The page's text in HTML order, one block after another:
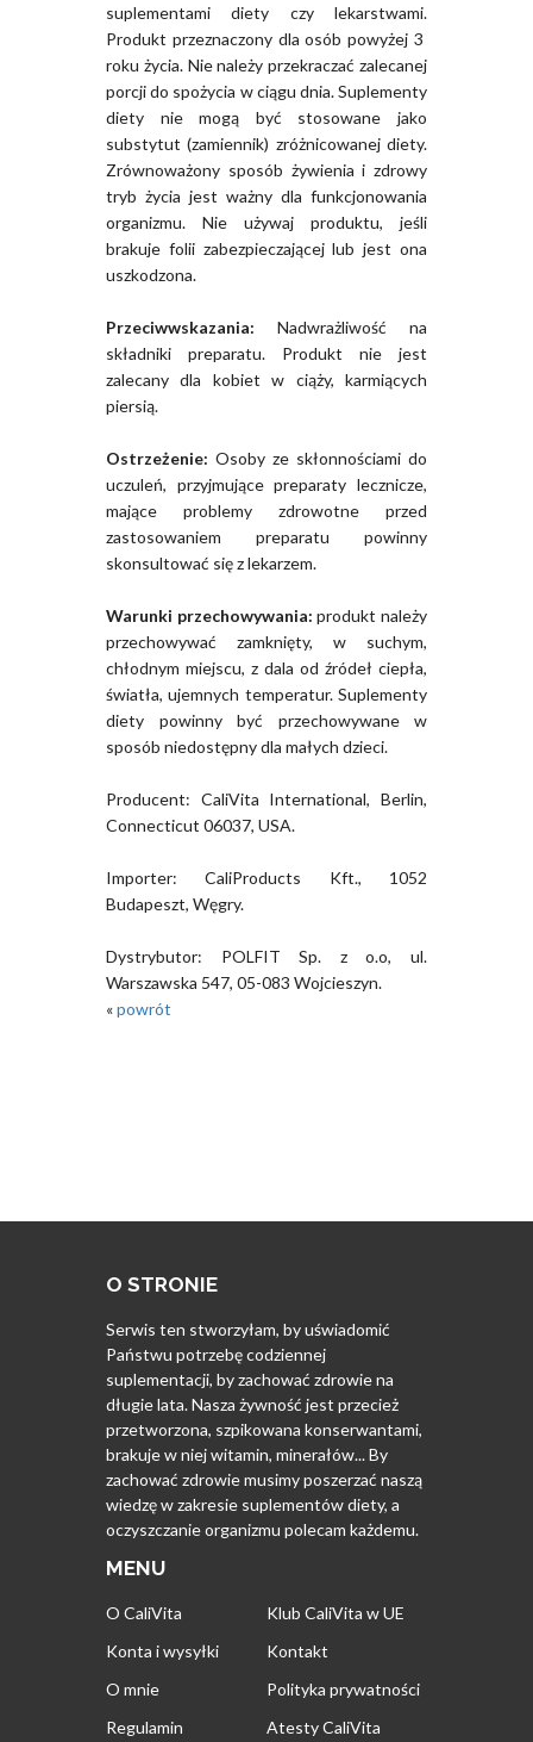
suplementami diety czy lekarstwami.
Produkt przeznaczony dla osób powyżej 3
roku życia. Nie należy przekraczać zalecanej
porcji do spożycia w ciągu dnia. Suplementy
diety nie mogą być stosowane jako
substytut (zamiennik) zróżnicowanej diety.
Zrównoważony sposób żywienia i zdrowy
tryb życia jest ważny dla funkcjonowania
organizmu. Nie używaj produktu, jeśli
brakuje folii zabezpieczającej lub jest ona
uszkodzona.
Przeciwwskazania: Nadwrażliwość na
składniki preparatu. Produkt nie jest
zalecany dla kobiet w ciąży, karmiących
piersią.
Ostrzeżenie: Osoby ze skłonnościami do
uczuleń, przyjmujące preparaty lecznicze,
mające problemy zdrowotne przed
zastosowaniem preparatu powinny
skonsultować się z lekarzem.
Warunki przechowywania: produkt należy
przechowywać zamknięty, w suchym,
chłodnym miejscu, z dala od źródeł ciepła,
światła, ujemnych temperatur. Suplementy
diety powinny być przechowywane w
sposób niedostępny dla małych dzieci.
Producent: CaliVita International, Berlin,
Connecticut 06037, USA.
Importer: CaliProducts Kft., 1052
Budapeszt, Węgry.
Dystrybutor: POLFIT Sp. z o.o, ul.
Warszawska 547, 05-083 Wojcieszyn.
«powrót
O STRONIE
Serwis ten stworzyłam, by uświadomić
Państwu potrzebę codziennej
suplementacji, by zachować zdrowie na
długie lata. Nasza żywność jest przecież
przetworzona, szpikowana konserwantami,
brakuje w niej witamin, minerałów... By
zachować zdrowie musimy poszerzać naszą
wiedzę w zakresie suplementów diety, a
oczyszczanie organizmu polecam każdemu.
MENU
O CaliVita
Klub CaliVita w UE
Konta i wysyłki
Kontakt
O mnie
Polityka prywatności
Regulamin
Atesty CaliVita